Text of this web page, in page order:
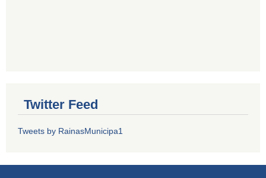
Twitter Feed
Tweets by RainasMunicipa1